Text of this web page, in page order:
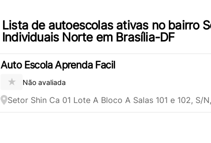
Lista de autoescolas ativas no bairro
Individuais Norte em Brasília-DF
Auto Escola Aprenda Facil
★ Não avaliada
Setor Shin Ca 01 Lote A Bloco A Salas 101 e 102, S/